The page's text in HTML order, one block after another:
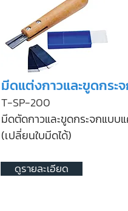
มีดแต่งกาวและขูดกระ
T-SP-200
มีดตัดกาวและขูดกระจกแบบ
(เปลี่ยนใบมีดได้)
ดูรายละเอียด